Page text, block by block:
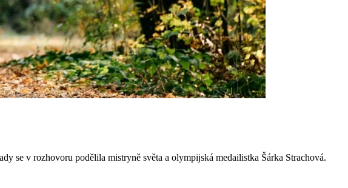
se v rozhovoru podělila mistryně světa a olympijská medailistka Šárka Strachová.